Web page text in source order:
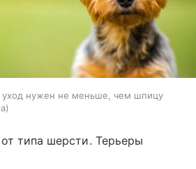
нужен не меньше, чем шпицу
типа шерсти. Терьеры